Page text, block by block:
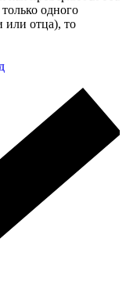
одного
или отца), то